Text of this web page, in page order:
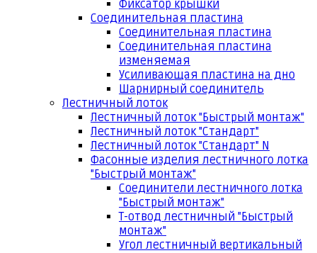
Фиксатор крышки
Соединительная пластина
Соединительная пластина
Соединительная пластина
изменяемая
Усиливающая пластина на дно
Шарнирный соединитель
Лестничный лоток
Лестничный лоток "Быстрый монтаж"
Лестничный лоток "Стандарт"
Лестничный лоток "Стандарт" N
Фасонные изделия лестничного лотка
"Быстрый монтаж"
Соединители лестничного лотка
"Быстрый монтаж"
Т-отвод лестничный "Быстрый
монтаж"
Угол лестничный вертикальный